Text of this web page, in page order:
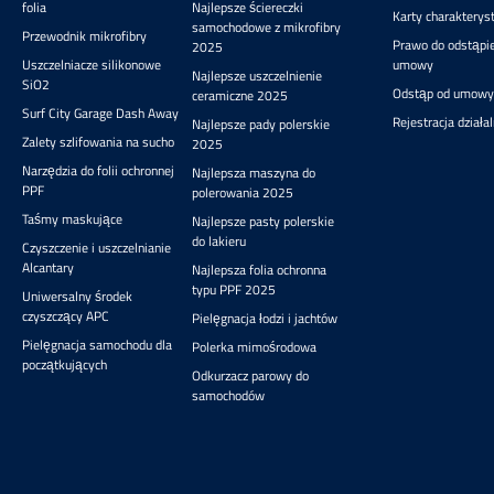
ważne, by uniknąć
przy różnych
środkach
użyciu dokładnie
zakrętkę, aby
zasychaniu i
produktu. Ta
folia
Przewodnik mikrofibry
Uszczelniacze silikonowe
SiO2
Surf City Garage Dash Away
Zalety szlifowania na sucho
Narzędzia do folii ochronnej
PPF
Taśmy maskujące
Czyszczenie i uszczelnianie
Alcantary
Uniwersalny środek
czyszczący APC
Pielęgnacja samochodu dla
początkujących
Najlepsze ściereczki
samochodowe z mikrofibry
2025
Najlepsze uszczelnienie
ceramiczne 2025
Najlepsze pady polerskie
2025
Najlepsza maszyna do
polerowania 2025
Najlepsze pasty polerskie
do lakieru
Najlepsza folia ochronna
typu PPF 2025
Pielęgnacja łodzi i jachtów
Polerka mimośrodowa
Odkurzacz parowy do
samochodów
Karty
Prawo do
umowy
Odstąp od umowy
Rejestracja